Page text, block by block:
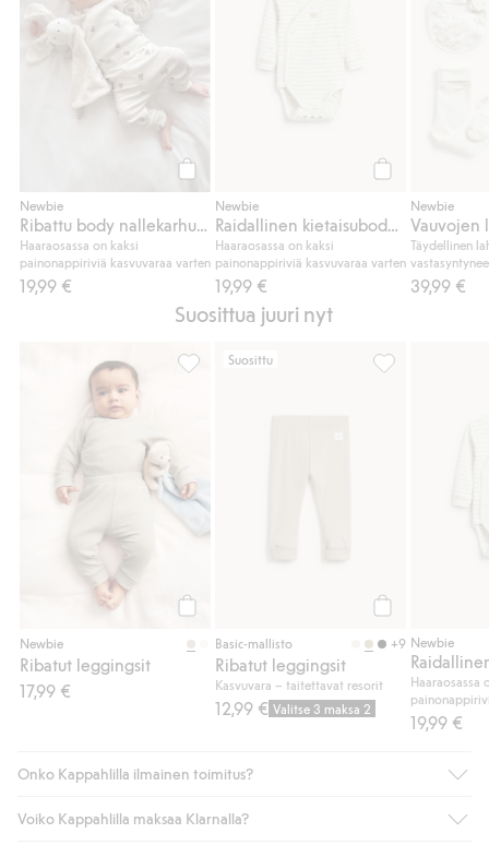
Osta
Newbie
Haaraosassa on kaksi
painonappiriviä kasvuvaraa varten
19,99 €
Newbie
Haaraosassa on kaksi
painonappiriviä kasvuvaraa varten
19,99 €
Newbie
Vauvojen
Täydellinen
39,99 €
Suosittua juuri nyt
Newbie
Ribatut leggingsit
17,99 €
Suosittu
Basic-mallisto +9
Ribatut leggingsit
Kasvuvara – taitettavat resorit
12,99 € Valitse 3 maksa 2
Newbie
Haaraosassa
19,99 €
Onko Kappahlilla ilmainen toimitus?
Jos olet Kappahl Clubin jäsen, saat aina ilmaisen toimituksen
Voiko Kappahlilla maksaa Klarnalla?